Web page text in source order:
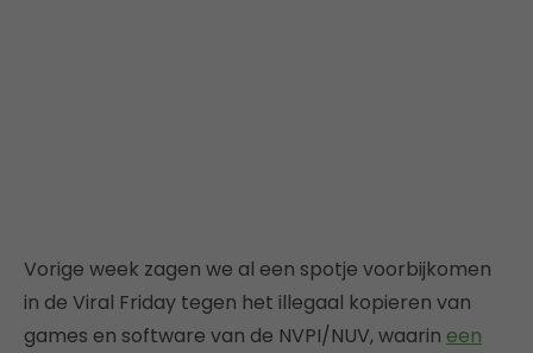
Vorige week zagen we al een spotje voorbijkomen
in de Viral Friday tegen het illegaal kopieren van
games en software van de NVPI/NUV, waarin een